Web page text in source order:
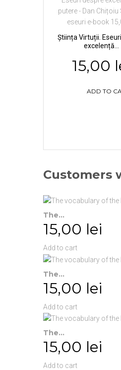
Știința Virtuții.
excelență...
15,00
ADD TO
Customers
The...
15,00 lei
Add to cart
The...
15,00 lei
Add to cart
The...
15,00 lei
Add to cart